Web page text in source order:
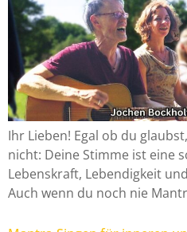
Ihr Lieben! Egal ob du
nicht: Deine Stimme ist eine
Lebenskraft, Lebendigkeit
Auch wenn du noch nie